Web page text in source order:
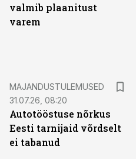
valmib plaanitust
varem
MAJANDUSTULEMUSED
31.07.26, 08:20
Autotööstuse nõrkus
Eesti tarnijaid võrdselt
ei tabanud